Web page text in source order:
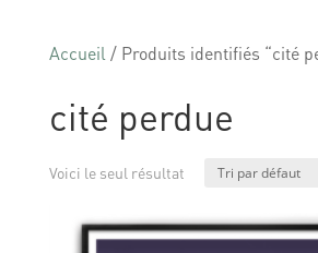
Accueil / Produits identifiés “cité
cité perdue
Voici le seul résultat